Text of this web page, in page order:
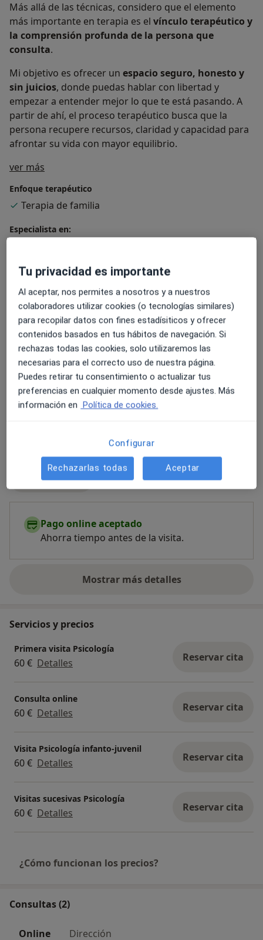
Más allá de las técnicas, considero que el elemento
más importante en terapia es el vínculo terapéutico y
la comprensión profunda de la persona que
consulta.
Mi objetivo es ofrecer un espacio seguro, honesto y
sin juicios, donde puedas hablar con libertad y
empezar a entender mejor lo que te está pasando. A
partir de ahí, el proceso terapéutico busca que la
persona recupere recursos, claridad y capacidad para
afrontar su vida con mayor equilibrio.
ver más
Enfoque terapéutico
Terapia de familia
Especialista en:
Principales enfermedades tratadas
Tipos de consulta
PresencialVer direcciones (1)
VideoconsultaVer calendario online
Fotos y vídeos
Ver galería (2)
Pago online aceptado
Ahorra tiempo antes de la visita.
Mostrar más detalles
sobre la experiencia
Servicios y precios
Primera visita Psicología
60 € Detalles Reservar cita
Consulta online
60 € Detalles Reservar cita
Visita Psicología infanto-juvenil
60 € Detalles Reservar cita
Visitas sucesivas Psicología
60 € Detalles Reservar cita
¿Cómo funcionan los precios?
Consultas (2)
Online Dirección
Tu privacidad es importante
Al aceptar, nos permites a nosotros y a nuestros
colaboradores utilizar cookies (o tecnologías similares)
para recopilar datos con fines estadísiticos y ofrecer
contenidos basados en tus hábitos de navegación. Si
rechazas todas las cookies, solo utilizaremos las
necesarias para el correcto uso de nuestra página.
Puedes retirar tu consentimiento o actualizar tus
preferencias en cualquier momento desde ajustes. Más
información en Política de cookies.
Configurar
Rechazarlas todas Aceptar